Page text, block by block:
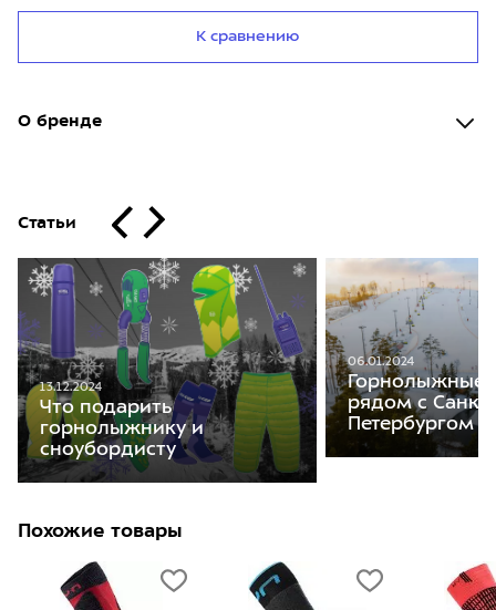
К сравнению
О бренде
Статьи
13.12.2024
Что подарить
горнолыжнику и
сноубордисту
06.01.2024
Горнолыжные
рядом с Санкт-
Петербургом
Похожие товары